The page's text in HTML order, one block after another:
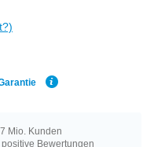
Mio. Kunden
Bewertungen